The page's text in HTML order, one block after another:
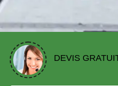
DEVIS